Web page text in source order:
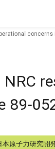
concerns
89-
本原子力研究開